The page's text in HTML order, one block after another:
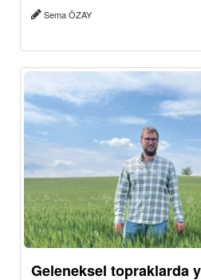
Sema ÖZAY
Geleneksel topraklarda